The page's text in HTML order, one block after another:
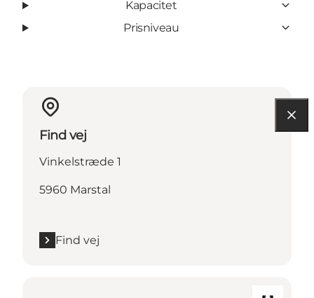
Kapacitet
Prisniveau
Find vej
Vinkelstræde 1
5960 Marstal
Find vej